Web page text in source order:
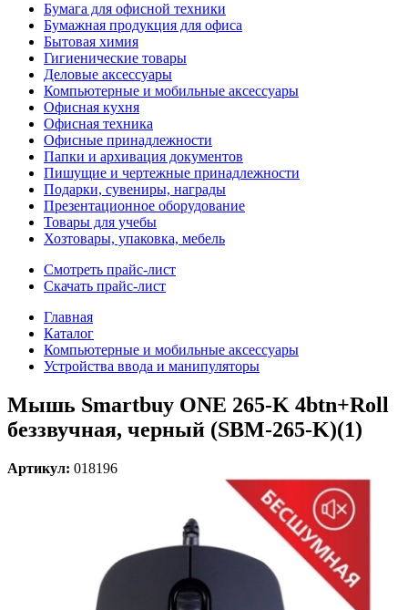
Бумага для офисной техники
Бумажная продукция для офиса
Бытовая химия
Гигиенические товары
Деловые аксессуары
Компьютерные и мобильные аксессуары
Офисная кухня
Офисная техника
Офисные принадлежности
Папки и архивация документов
Пишущие и чертежные принадлежности
Подарки, сувениры, награды
Презентационное оборудование
Товары для учебы
Хозтовары, упаковка, мебель
Смотреть прайс-лист
Скачать прайс-лист
Главная
Каталог
Компьютерные и мобильные аксессуары
Устройства ввода и манипуляторы
Мышь Smartbuy ONE 265-K 4btn+Roll
беззвучная, черный (SBM-265-K)(1)
Артикул: 018196